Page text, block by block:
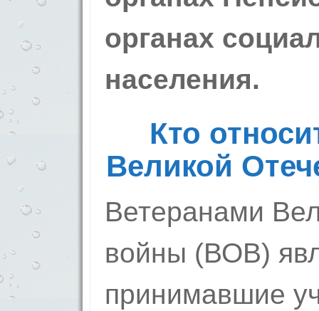
органах
населения.
Кто
Великой
Ветеранами
войны (ВОВ)
принимавшие